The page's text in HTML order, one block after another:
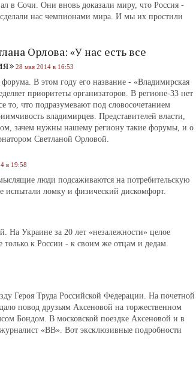
в Сочи. Они вновь доказали миру, что Россия ‑
нас чемпионами мира. И мы их простили
Орлова: «У нас есть все
28 мая 2014 в 16:53
В этом году его название - «Владимирская
приоритеты организаторов. В регионе-33 нет
то, что подразумевают под словосочетанием
владимирцев. Представителей власти,
зачем нужны нашему региону такие форумы, и о
Светланой Орловой.
в 19:58
люди подсаживаются на потребительскую
испытали ломку и физический дискомфорт.
На Украине за 20 лет «незалежности» целое
к России ‑ к своим же отцам и дедам.
Героя Труда Российской Федерации. На почетной
повод друзьям Аксеновой на торжественном
Бондом. В московской поездке Аксеновой и в
«ВВ». Вот эксклюзивные подробности